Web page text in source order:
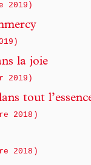
2019)
la joie
2019)
tout
2018)
2018)